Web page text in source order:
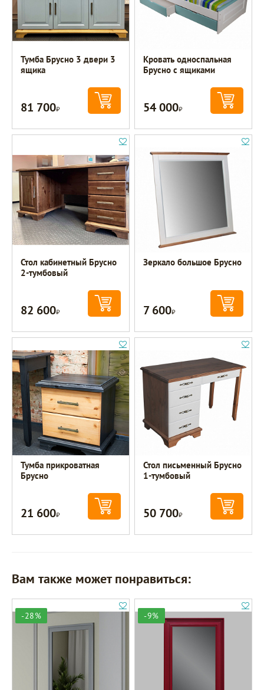
Тумба Брусно 3 двери 3
ящика
81 700Р
Кровать односпальная
Брусно с ящиками
54 000Р
Стол кабинетный Брусно
2-тумбовый
82 600Р
Зеркало большое Брусно
7 600Р
Тумба прикроватная
Брусно
21 600Р
Стол письменный Брусно
1-тумбовый
50 700Р
Вам также может понравиться:
-28% -9%